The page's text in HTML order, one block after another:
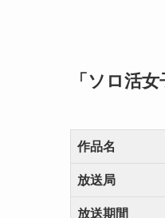
「ソロ活
作品名
放送局
放送期間